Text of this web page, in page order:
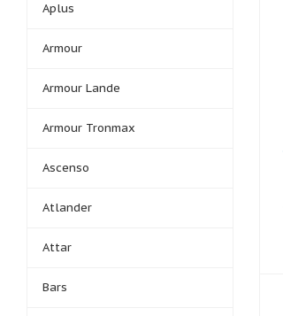
Aplus
Armour
Armour Lande
Armour Tronmax
Ascenso
Atlander
Attar
Bars